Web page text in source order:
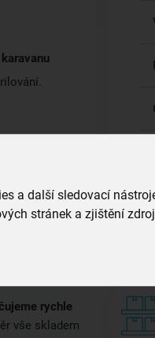
a další sledovací
stránek a zjištění
rychle
vše skladem